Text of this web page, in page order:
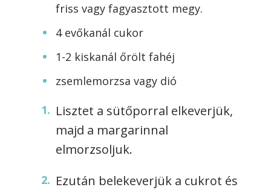
friss vagy fagyasztott megy.
4 evőkanál cukor
1-2 kiskanál őrölt fahéj
zsemlemorzsa vagy dió
Lisztet a sütőporral elkeverjük,
majd a margarinnal
elmorzsoljuk.
Ezután belekeverjük a cukrot és